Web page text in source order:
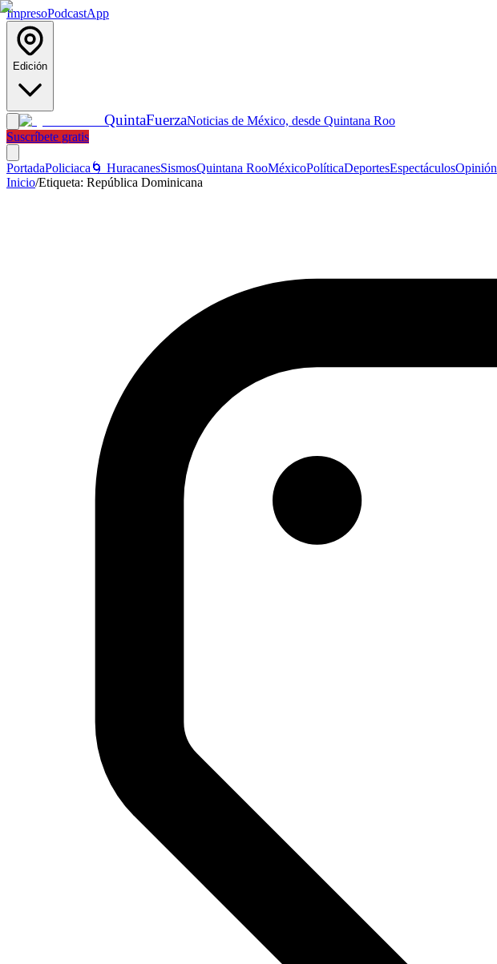
ImpresoPodcastApp
Edición
QuintaFuerzaNoticias de México, desde Quintana Roo
Suscríbete gratis
PortadaPoliciaca 🌀 HuracanesSismosQuintana RooMéxicoPolíticaDeportesEspectáculosOpinión
Inicio/Etiqueta: República Dominicana